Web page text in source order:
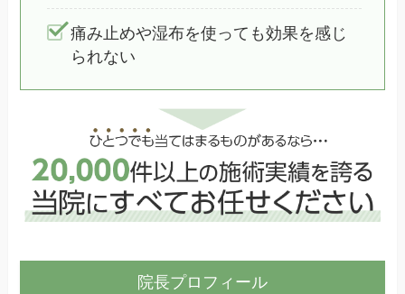
痛み止めや湿布を使っても効果を感じ
られない
院長プロフィール